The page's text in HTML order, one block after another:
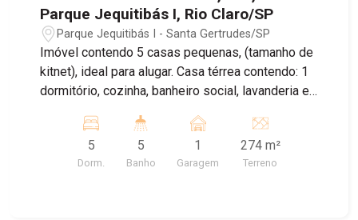
Parque Jequitibás I, Rio Claro/SP
Parque Jequitibás I - Santa Gertrudes/SP
Imóvel contendo 5 casas pequenas, (tamanho de
kitnet), ideal para alugar. Casa térrea contendo: 1
dormitório, cozinha, banheiro social, lavanderia e
andares contendo: sala, 1 dormitório, cozinha,
banheiro social e sacada. Duas casas nos fundos
contendo: sala, 1 dormitório, cozinha, banheiro
5
Dorm.
5
Banho
1
Garagem
274 m²
Terreno